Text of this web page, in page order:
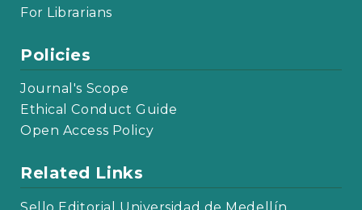
For Librarians
Policies
Journal's Scope
Ethical Conduct Guide
Open Access Policy
Related Links